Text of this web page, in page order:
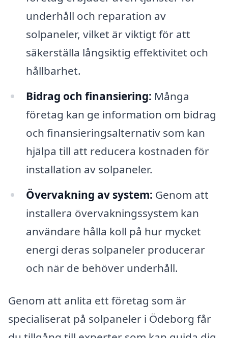
underhåll och reparation av
solpaneler, vilket är viktigt för att
säkerställa långsiktig effektivitet och
hållbarhet.
Bidrag och finansiering: Många
företag kan ge information om bidrag
och finansieringsalternativ som kan
hjälpa till att reducera kostnaden för
installation av solpaneler.
Övervakning av system: Genom att
installera övervakningssystem kan
användare hålla koll på hur mycket
energi deras solpaneler producerar
och när de behöver underhåll.
Genom att anlita ett företag som är
specialiserat på solpaneler i Ödeborg får